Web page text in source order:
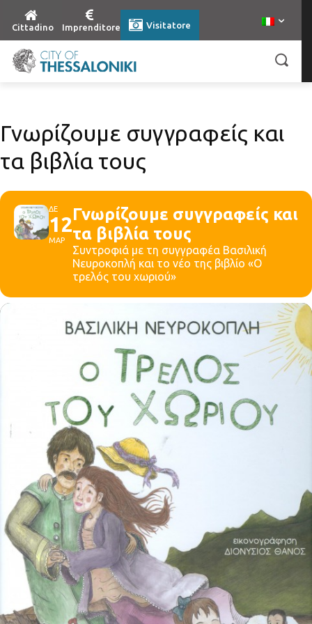
Cittadino Imprenditore Visitatore
Γνωρίζουμε συγγραφείς και
τα βιβλία τους
ΔΕ
12
ΜΑΡ
Γνωρίζουμε συγγραφείς και
τα βιβλία τους
Συντροφιά με τη συγγραφέα Βασιλική
Νευροκοπλή και το νέο της βιβλίο «Ο
τρελός του χωριού»